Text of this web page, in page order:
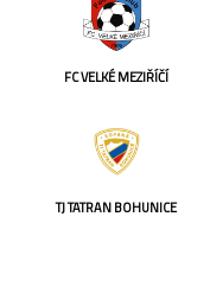
FC VELKÉ MEZIŘÍČÍ
TJ TATRAN BOHUNICE